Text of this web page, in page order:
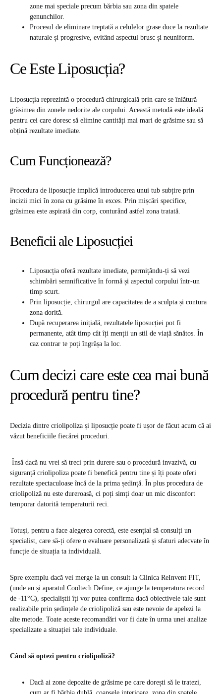
zone mai speciale precum bărbia sau zona din spatele
genunchilor.
Procesul de eliminare treptată a celulelor grase duce la rezultate
naturale și progresive, evitând aspectul brusc și neuniform.
Ce Este Liposucția?
Liposucția reprezintă o procedură chirurgicală prin care se înlătură
grăsimea din zonele nedorite ale corpului. Această metodă este ideală
pentru cei care doresc să elimine cantități mai mari de grăsime sau să
obțină rezultate imediate.
Cum Funcționează?
Procedura de liposucție implică introducerea unui tub subțire prin
incizii mici în zona cu grăsime în exces. Prin mișcări specifice,
grăsimea este aspirată din corp, conturând astfel zona tratată.
Beneficii ale Liposucției
Liposucția oferă rezultate imediate, permițându-ți să vezi
schimbări semnificative în formă și aspectul corpului într-un
timp scurt.
Prin liposucție, chirurgul are capacitatea de a sculpta și contura
zona dorită.
După recuperarea inițială, rezultatele liposucției pot fi
permanente, atât timp cât îți menții un stil de viață sănătos. În
caz contrar te poți îngrășa la loc.
Cum decizi care este cea mai bună
procedură pentru tine?
Decizia dintre criolipoliza și liposucție poate fi ușor de făcut acum că ai
văzut beneficiile fiecărei proceduri.
Însă dacă nu vrei să treci prin durere sau o procedură invazivă, cu
siguranță criolipoliza poate fi benefică pentru tine și îți poate oferi
rezultate spectaculoase încă de la prima ședință. În plus procedura de
criolipoliză nu este dureroasă, ci poți simți doar un mic disconfort
temporar datorită temperaturii reci.
Totuși, pentru a face alegerea corectă, este esențial să consulți un
specialist, care să-ți ofere o evaluare personalizată și sfaturi adecvate în
funcție de situația ta individuală.
Spre exemplu dacă vei merge la un consult la Clinica ReInvent FIT,
(unde au și aparatul Cooltech Define, ce ajunge la temperatura record
de -11°C), specialiștii îți vor putea confirma dacă obiectivele tale sunt
realizabile prin ședințele de criolipoliză sau este nevoie de apelezi la
alte metode. Toate aceste recomandări vor fi date în urma unei analize
specializate a situației tale individuale.
Când să optezi pentru criolipoliză?
Dacă ai zone depozite de grăsime pe care dorești să le tratezi,